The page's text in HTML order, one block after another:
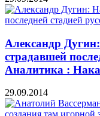
Александр
страдавшей
Аналитика :
29.09.2014